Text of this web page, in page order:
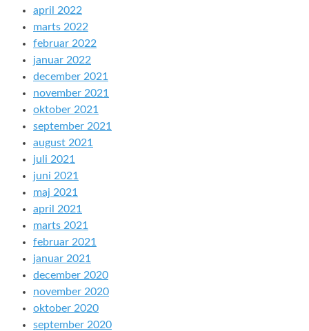
april 2022
marts 2022
februar 2022
januar 2022
december 2021
november 2021
oktober 2021
september 2021
august 2021
juli 2021
juni 2021
maj 2021
april 2021
marts 2021
februar 2021
januar 2021
december 2020
november 2020
oktober 2020
september 2020